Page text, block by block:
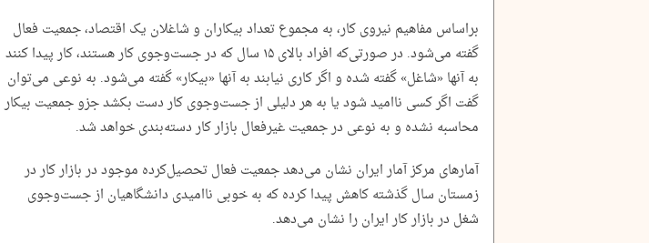
براساس مفاهیم نیروی کار، به مجموع تعداد بیکاران و شاغلان یک اقتصاد، جمعیت فعال
گفته می‌شود. در صورتی‌که افراد بالای ۱۵ سال که در جست‌وجوی کار هستند، کار پیدا کنند
به آنها «شاغل» گفته شده و اگر کاری نیابند به آنها «بیکار» گفته می‌شود. به نوعی می‌توان
گفت اگر کسی ناامید شود یا به هر دلیلی از جست‌وجوی کار دست بکشد جزو جمعیت بیکار
محاسبه نشده و به نوعی در جمعیت غیرفعال بازار کار دسته‌بندی خواهد شد.
آمارهای مرکز آمار ایران نشان می‌دهد جمعیت فعال تحصیل‌کرده موجود در بازار کار در
زمستان سال گذشته کاهش پیدا کرده که به خوبی ناامیدی دانشگاهیان از جست‌وجوی
شغل در بازار کار ایران را نشان می‌دهد.